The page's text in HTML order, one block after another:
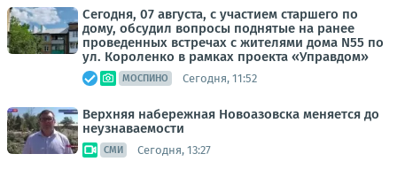
Сегодня, 07 августа, с участием старшего по
дому, обсудил вопросы поднятые на ранее
проведенных встречах с жителями дома N55 по
ул. Короленко в рамках проекта «Управдом»
МОСПИНО Сегодня, 11:52
Верхняя набережная Новоазовска меняется до
неузнаваемости
СМИ Сегодня, 13:27